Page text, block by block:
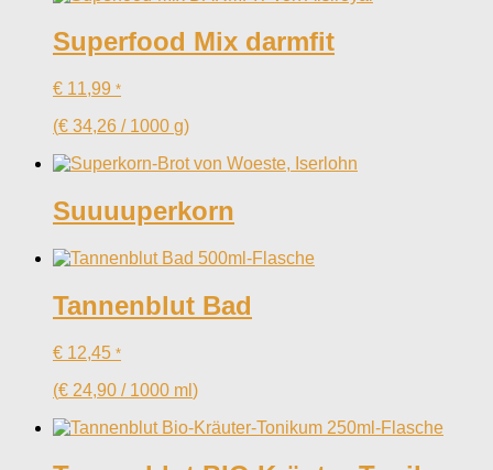
Superfood Mix darmfit
€ 11,99 *
(€ 34,26 / 1000 g)
Suuuuperkorn
Tannenblut Bad
€ 12,45 *
(€ 24,90 / 1000 ml )